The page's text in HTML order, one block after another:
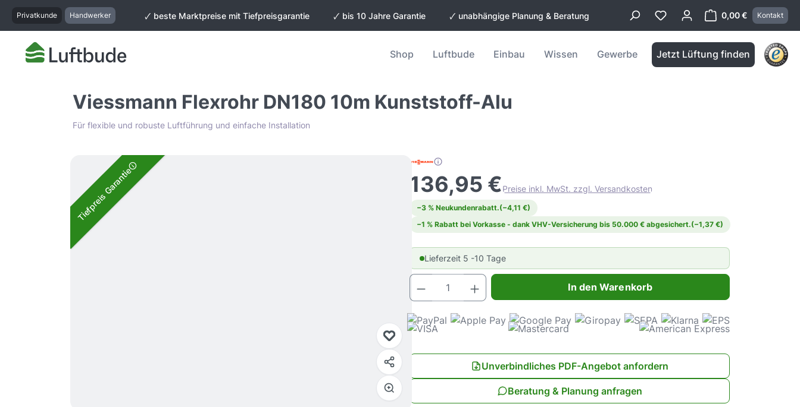
Zur Hauptnavigation springen
Privatkunde Handwerker 🗸 beste Marktpreise mit Tiefpreisgarantie 🗸 bis 10 Jahre Garantie 🗸 unabhängige Planung & Beratung 0,00 €
Warenkorb
Kontakt
Shop Luftbude Einbau Wissen Gewerbe Jetzt Lüftung finden
Viessmann Flexrohr DN180 10m Kunststoff-Alu
Für flexible und robuste Luftführung und einfache Installation
Bildergalerie überspringen
Tiefpreis Garantie 136,95 €Preise inkl. MwSt. zzgl. Versandkosten
−3 % Neukundenrabatt.(−4,11 €)
−1 % Rabatt bei Vorkasse - dank VHV-Versicherung bis 50.000 € abgesichert.(−1,37 €)
Lieferzeit 5 -10 Tage
Produkt Anzahl: Gib den gewünschten Wert ein oder benutze die Schaltflächen
In den Warenkorb
Unverbindliches PDF-Angebot anfordern
Beratung & Planung anfragen